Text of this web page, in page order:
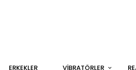
ERKEKLER
VİBRATÖRLER